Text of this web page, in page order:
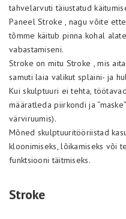
tahvelarvuti täiustatud
Paneel Stroke , nagu võite
tõmme käitub pinna kohal
vabastamiseni.
Stroke on mitu Stroke , mis
samuti laia valikut splaini- ja
Kui skulptuuri ei tehta,
määratleda piirkondi ja
värviruumis).
Mõned skulptuuritööriistad
kloonimiseks, lõikamiseks või
funktsiooni täitmiseks.
Stroke